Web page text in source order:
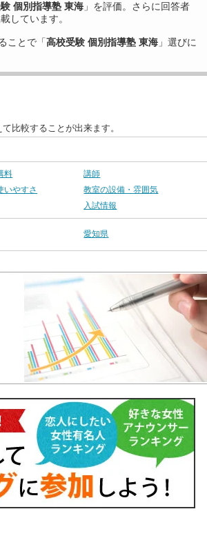
個別指導塾 東海 」を評価。さらに回答者
しています。
ことで「高校受験 個別指導塾 東海 」選びに
比較することが出来ます。
料
講師
いやすさ
教室の設備・雰囲気
入試情報
愛知県